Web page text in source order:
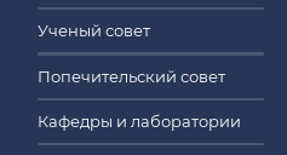
Ученый совет
Попечительский совет
Кафедры и лаборатории